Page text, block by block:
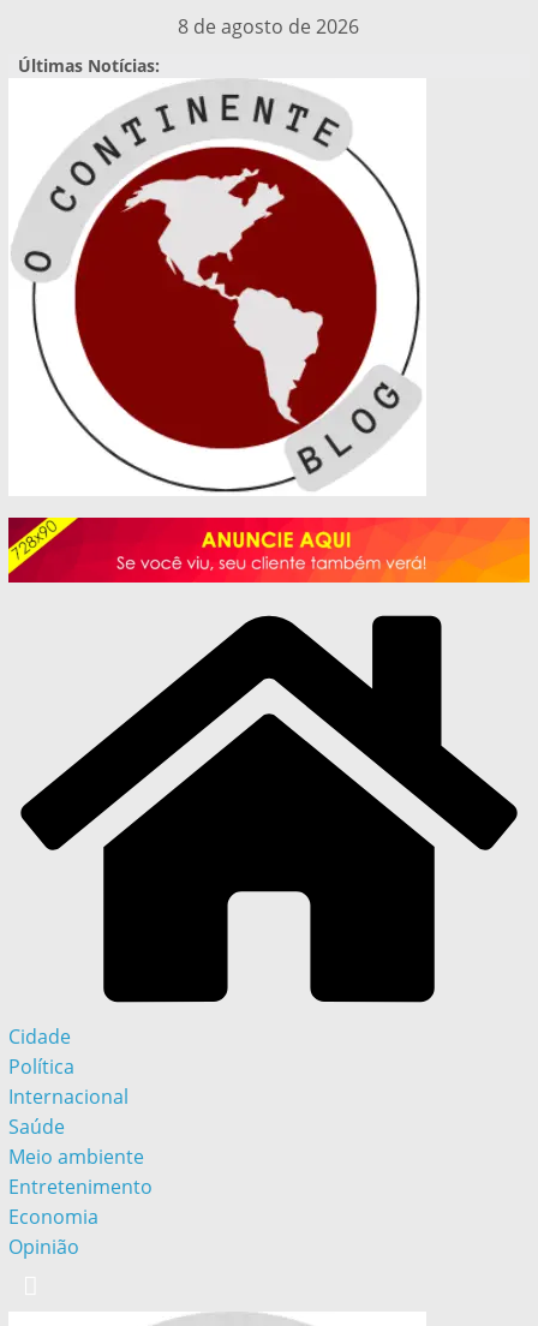
para
8 de agosto de 2026
Últimas Notícias:
Cidade
Política
Internacional
Saúde
Meio ambiente
Entretenimento
Economia
Opinião